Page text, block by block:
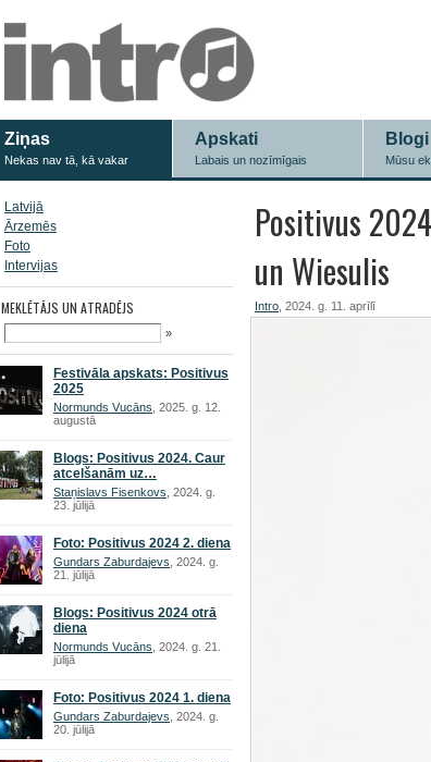
Ziņas
Nekas nav tā, kā vakar
Apskati
Labais un nozīmīgais
Blogi
Mūsu
Latvijā
Ārzemēs
Foto
Intervijas
MEKLĒTĀJS UN ATRADĒJS
»
Festivāla apskats: Positivus
2025
Normunds Vucāns , 2025. g. 12.
augustā
Blogs: Positivus 2024. Caur
atcelšanām uz…
Staņislavs Fisenkovs , 2024. g.
23. jūlijā
Foto: Positivus 2024 2. diena
Gundars Zaburdajevs , 2024. g.
21. jūlijā
Blogs: Positivus 2024 otrā
diena
Normunds Vucāns , 2024. g. 21.
jūlijā
Foto: Positivus 2024 1. diena
Gundars Zaburdajevs , 2024. g.
20. jūlijā
Positivus
un Wiesulis
Intro , 2024. g. 11. aprīlī